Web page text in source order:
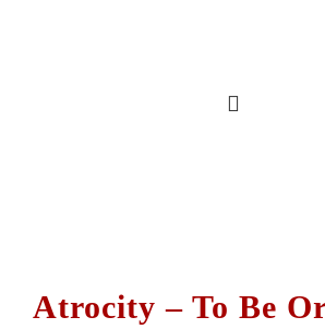
Atrocity – To Be